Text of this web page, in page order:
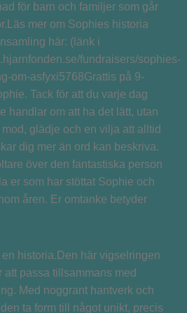
för barn och familjer som går
mer om Sophies historia
här: (länk i
fundraisers/sophies-
om-asfyxi5768Grattis på 9-
Tack för att du varje dag
handlar om att ha det lätt, utan
glädje och en vilja att alltid
dig mer än ord kan beskriva.
över den fantastiska person
er som har stöttat Sophie och
åren. Er omtanke betyder